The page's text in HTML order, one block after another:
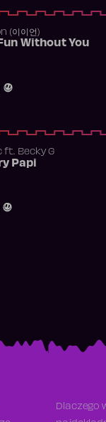
(이이언)
Without You
ft. Becky G
Papi
Dlaczego